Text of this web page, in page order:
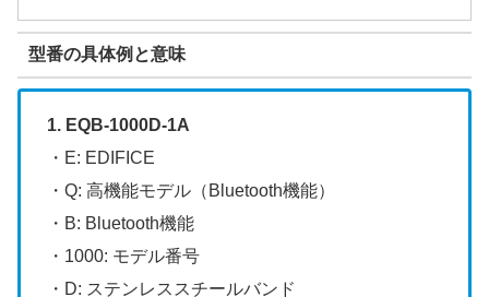
型番の具体例と意味
1. EQB-1000D-1A
・E: EDIFICE
・Q: 高機能モデル（Bluetooth機能）
・B: Bluetooth機能
・1000: モデル番号
・D: ステンレススチールバンド